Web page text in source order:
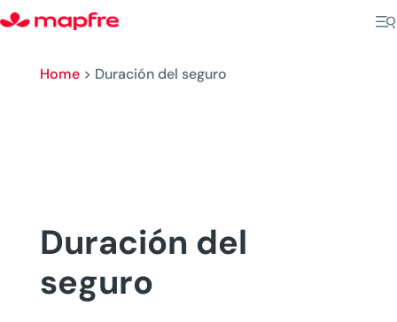
Home> Duración del seguro
Duración del
seguro